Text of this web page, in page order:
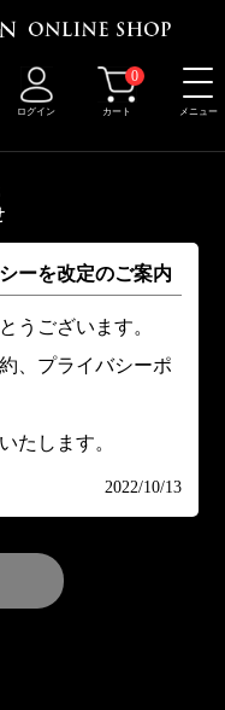
ログイン カート
0
メニュー
ーを改定のご案内
うございます。
、プライバシーポ
たします。
2022/10/13